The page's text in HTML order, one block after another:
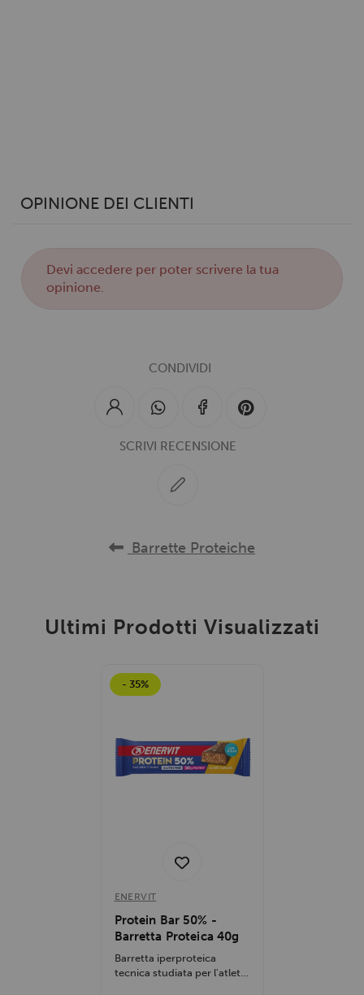
OPINIONE DEI CLIENTI
Deviaccedere per poter scrivere la tua
opinione.
CONDIVIDI
SCRIVI RECENSIONE
Barrette Proteiche
Ultimi Prodotti Visualizzati
- 35%
ENERVIT
Protein Bar 50% -
Barretta Proteica 40g
Barretta iperproteica
tecnica studiata per l'atleta